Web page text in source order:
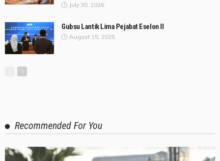
July 30, 2026
Gubsu Lantik Lima Pejabat Eselon II
August 15, 2025
Recommended For You